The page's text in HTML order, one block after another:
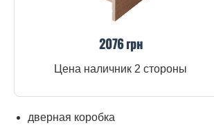
2076 грн
Цена наличник 2 стороны
дверная коробка